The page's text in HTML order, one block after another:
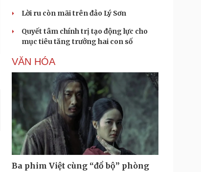
Lời ru còn mãi trên đảo Lý Sơn
Quyết tâm chính trị tạo động lực cho
mục tiêu tăng trưởng hai con số
VĂN HÓA
Ba phim Việt cùng “đổ bộ” phòng